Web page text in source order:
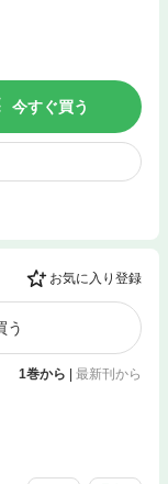
今すぐ買う
お気に入り登録
う
1巻から | 最新刊から